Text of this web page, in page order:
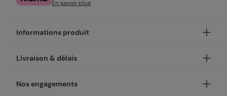
En savoir plus
Informations produit
Personnalisez votre calendrier Organiseur perpétuel coloré
Livraison & délais
Votre création est imprimée avec soin en 48h dans nos
Nos engagements